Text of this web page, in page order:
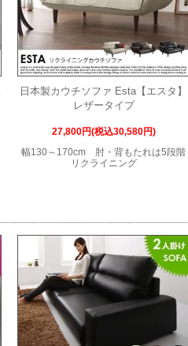
日本製カウチソファ Esta【エスタ】
レザータイプ
27,800円(税込30,580円)
幅130～170cm 肘・背もたれは5段階
リクライニング